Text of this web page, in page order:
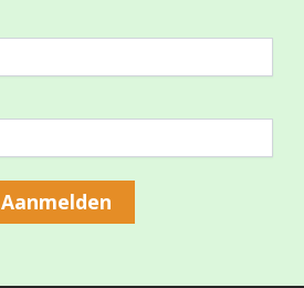
Aanmelden